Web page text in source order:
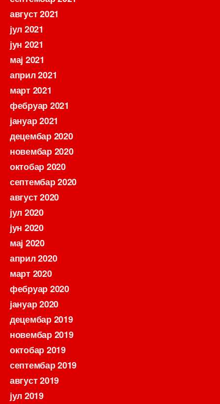
август 2021
јул 2021
јун 2021
мај 2021
април 2021
март 2021
фебруар 2021
јануар 2021
децембар 2020
новембар 2020
октобар 2020
септембар 2020
август 2020
јул 2020
јун 2020
мај 2020
април 2020
март 2020
фебруар 2020
јануар 2020
децембар 2019
новембар 2019
октобар 2019
септембар 2019
август 2019
јул 2019